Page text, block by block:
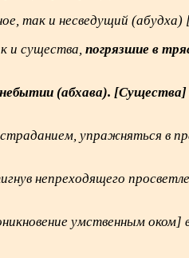
так и несведущий
и существа, погрязшие в
(абхава).
упражняться в
непреходящего
умственным